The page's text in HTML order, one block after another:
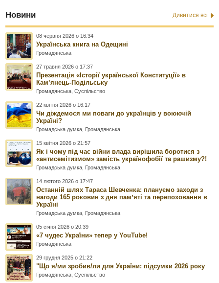
Новини Дивитися всі
08 червня 2026 о 16:34
Українська книга на Одещині
Громадянська
27 травня 2026 о 17:37
Презентація «Історії української Конституції» в
Камʼянець-Подільську
Громадянська ,Суспільство
22 квітня 2026 о 16:17
Чи діждемося ми поваги до українців у воюючій
Україні?
Громадська думка Громадянська
15 квітня 2026 о 21:57
Як і чому під час війни влада вирішила боротися з
«антисемітизмом» замість українофобії та рашизму?!
Громадська думка Громадянська
14 лютого 2026 о 17:47
Останній шлях Тараса Шевченка: плануємо заходи з
нагоди 165 роковин з дня памʼяті та перепоховання в
Україні
Громадська думка Громадянська
05 січня 2026 о 20:39
«7 чудес України» тепер у YouTube!
Громадянська
29 грудня 2025 о 21:22
"Що я/ми зробив/ли для України: підсумки 2026 року
Громадянська ,Суспільство